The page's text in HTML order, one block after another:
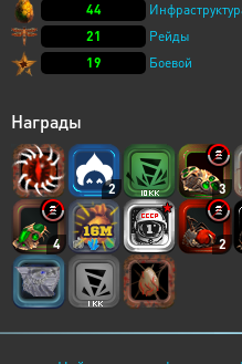
44
21
Рейды
19
Боевой
Награды
2 3
4 2